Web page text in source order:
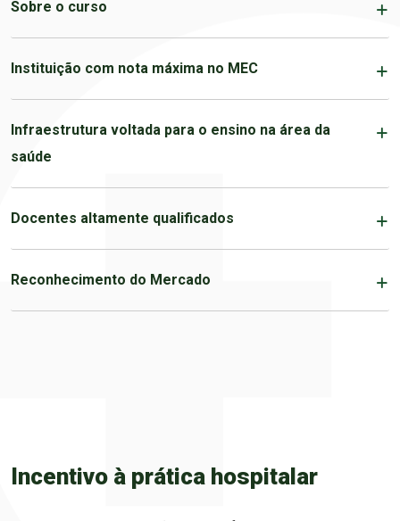
Sobre o curso
Instituição com nota máxima no MEC
Infraestrutura voltada para o ensino na área da
saúde
Docentes altamente qualificados
Reconhecimento do Mercado
Incentivo à prática hospitalar